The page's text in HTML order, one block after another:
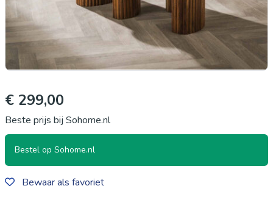
€ 299,00
Beste prijs bij Sohome.nl
Bestel op Sohome.nl
Bewaar als favoriet